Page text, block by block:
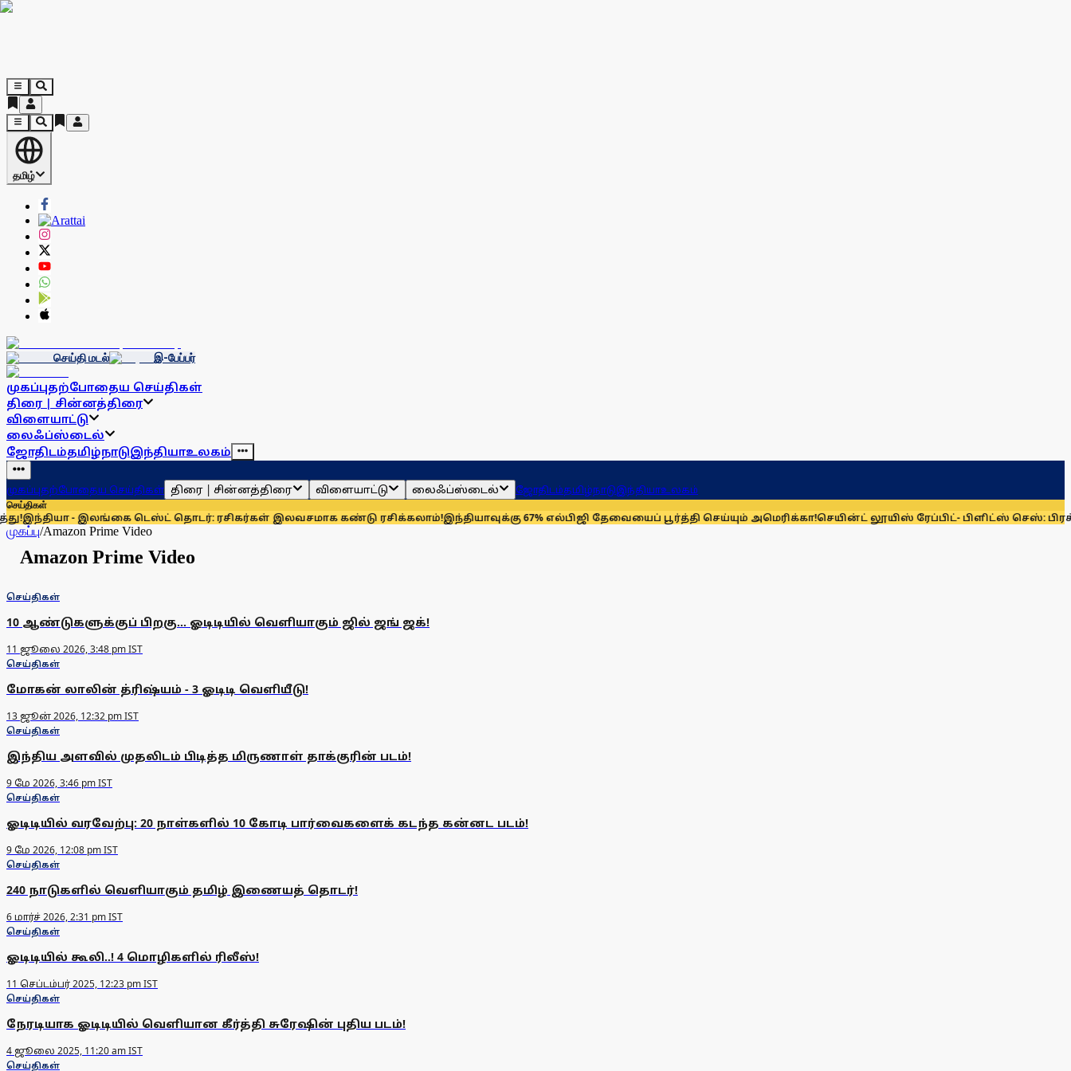
தமிழ்
செய்தி மடல் இ-பேப்பர்
முகப்புதற்போதைய செய்திகள்
திரை | சின்னத்திரை
விளையாட்டு
லைஃப்ஸ்டைல்
ஜோதிடம்தமிழ்நாடுஇந்தியாஉலகம்
முகப்புதற்போதைய செய்திகள் திரை | சின்னத்திரை விளையாட்டு லைஃப்ஸ்டைல் ஜோதிடம்தமிழ்நாடுஇந்தியாஉலகம்
செய்திகள்
- இலங்கை டெஸ்ட் தொடர்: ரசிகர்கள் இலவசமாக கண்டு ரசிக்கலாம்!இந்தியாவுக்கு 67% எல்பிஜி தேவையைப் பூர்த்தி செய்யும் அமெரிக்கா!செயின்ட் லூயிஸ் ரேப்பிட்- பிளிட்ஸ் செஸ்:
முகப்பு/Amazon Prime Video
Amazon Prime Video
செய்திகள்
10 ஆண்டுகளுக்குப் பிறகு... ஓடிடியில் வெளியாகும் ஜில் ஜங் ஜக்!
11 ஜூலை 2026, 3:48 pm IST
செய்திகள்
மோகன் லாலின் த்ரிஷ்யம் - 3 ஓடிடி வெளியீடு!
13 ஜூன் 2026, 12:32 pm IST
செய்திகள்
இந்திய அளவில் முதலிடம் பிடித்த மிருணாள் தாக்குரின் படம்!
9 மே 2026, 3:46 pm IST
செய்திகள்
ஓடிடியில் வரவேற்பு: 20 நாள்களில் 10 கோடி பார்வைகளைக் கடந்த கன்னட படம்!
9 மே 2026, 12:08 pm IST
செய்திகள்
240 நாடுகளில் வெளியாகும் தமிழ் இணையத் தொடர்!
6 மார்ச் 2026, 2:31 pm IST
செய்திகள்
ஓடிடியில் கூலி..! 4 மொழிகளில் ரிலீஸ்!
11 செப்டம்பர் 2025, 12:23 pm IST
செய்திகள்
நேரடியாக ஓடிடியில் வெளியான கீர்த்தி சுரேஷின் புதிய படம்!
4 ஜூலை 2025, 11:20 am IST
செய்திகள்